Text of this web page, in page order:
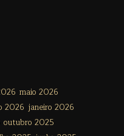
maio 2026
2026 janeiro 2026
outubro 2025